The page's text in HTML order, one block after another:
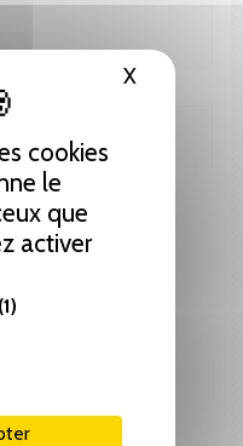
cookies
le
que
activer
(1)
XMasquer